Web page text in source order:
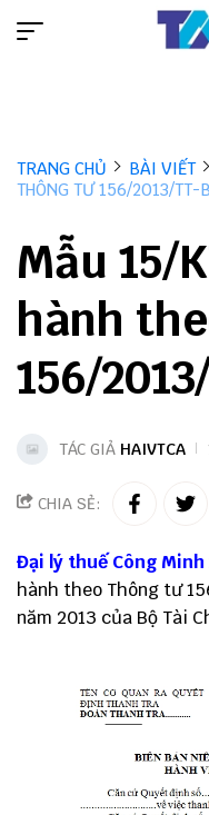
TRANG CHỦ BÀI VIẾT
THÔNG TƯ 156/2013/TT-
Mẫu 15/
hành
156/
TÁC GIẢ HAIVTCA
CHIA SẺ:
Đại lý thuế Công Minh
hành theo Thông tư
năm 2013 của Bộ Tài